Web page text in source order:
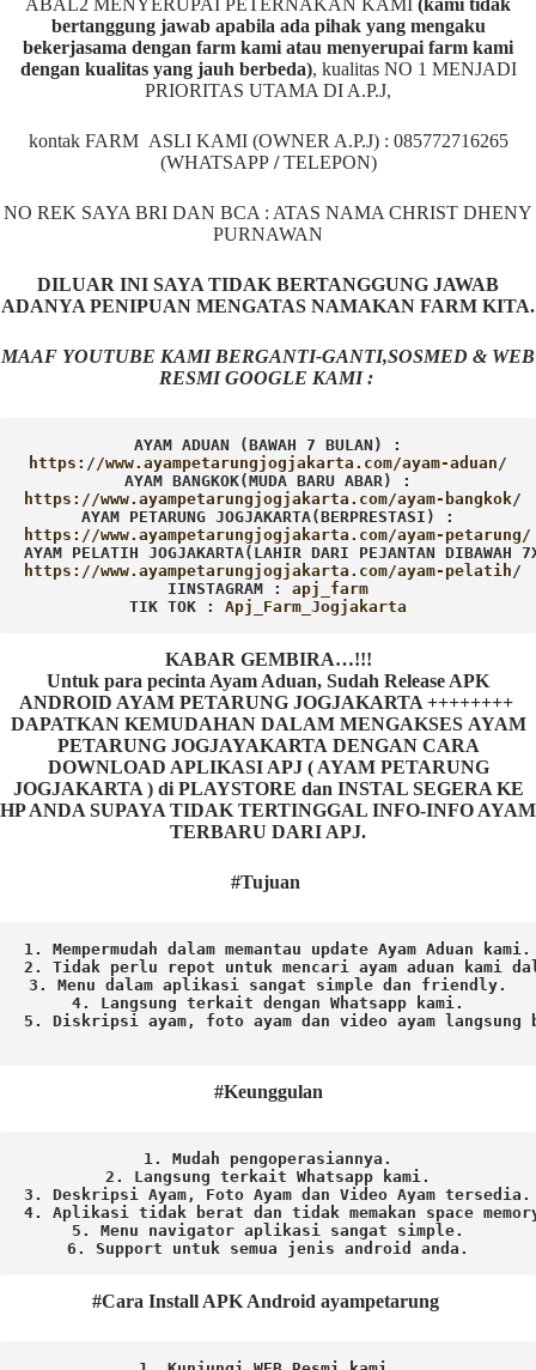
ABAL2 MENYERUPAI PETERNAKAN KAMI (kami tidak
bertanggung jawab apabila ada pihak yang mengaku
bekerjasama dengan farm kami atau menyerupai farm kami
dengan kualitas yang jauh berbeda), kualitas NO 1 MENJADI
PRIORITAS UTAMA DI A.P.J,
kontak FARM ASLI KAMI (OWNER A.P.J) : 085772716265
(WHATSAPP /TELEPON)
NO REK SAYA BRI DAN BCA : ATAS NAMA CHRIST DHENY
PURNAWAN
DILUAR INI SAYA TIDAK BERTANGGUNG JAWAB
ADANYA PENIPUAN MENGATAS NAMAKAN FARM KITA.
MAAF YOUTUBE KAMI BERGANTI-GANTI,SOSMED & WEB
RESMI GOOGLE KAMI :
AYAM ADUAN (BAWAH 7 BULAN) :
AYAM BANGKOK(MUDA BARU ABAR) :
AYAM PETARUNG JOGJAKARTA(BERPRESTASI) :
AYAM PELATIH JOGJAKARTA(LAHIR DARI PEJANTAN DIBAWAH
IINSTAGRAM :
TIK TOK : Apj_Farm_Jogjakarta
KABAR GEMBIRA…!!!
Untuk para pecinta Ayam Aduan, Sudah Release APK
ANDROID AYAM PETARUNG JOGJAKARTA ++++++++
DAPATKAN KEMUDAHAN DALAM MENGAKSES AYAM
PETARUNG JOGJAYAKARTA DENGAN CARA
DOWNLOAD APLIKASI APJ ( AYAM PETARUNG
JOGJAKARTA ) di PLAYSTORE dan INSTAL SEGERA KE
HP ANDA SUPAYA TIDAK TERTINGGAL INFO-INFO AYAM
TERBARU DARI APJ.
#Tujuan
1. Mempermudah dalam memantau update Ayam Aduan kami.
2. Tidak perlu repot untuk mencari ayam aduan kami
3. Menu dalam aplikasi sangat simple dan friendly.
4. Langsung terkait dengan Whatsapp kami.
5. Diskripsi ayam, foto ayam dan video ayam
#Keunggulan
1. Mudah pengoperasiannya.
2. Langsung terkait Whatsapp kami.
3. Deskripsi Ayam, Foto Ayam dan Video Ayam tersedia.
4. Aplikasi tidak berat dan tidak memakan space
5. Menu navigator aplikasi sangat simple.
6. Support untuk semua jenis android anda.
#Cara Install APK Android ayampetarung